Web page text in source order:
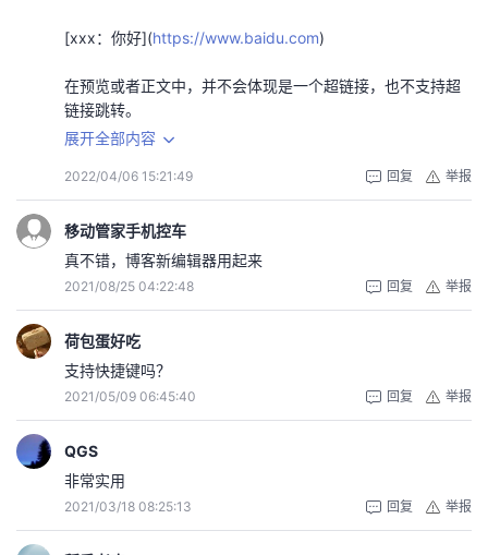
[xxx：你好](https://www.baidu.com)
在预览或者正文中，并不会体现是一个超链接，也不支持超
链接跳转。
展开全部内容
2022/04/06 15:21:49 举报
回复
移动管家手机控车
真不错，博客新编辑器用起来
2021/08/25 04:22:48 举报
回复
荷包蛋好吃
支持快捷键吗？
2021/05/09 06:45:40 举报
回复
QGS
非常实用
2021/03/18 08:25:13 举报
回复